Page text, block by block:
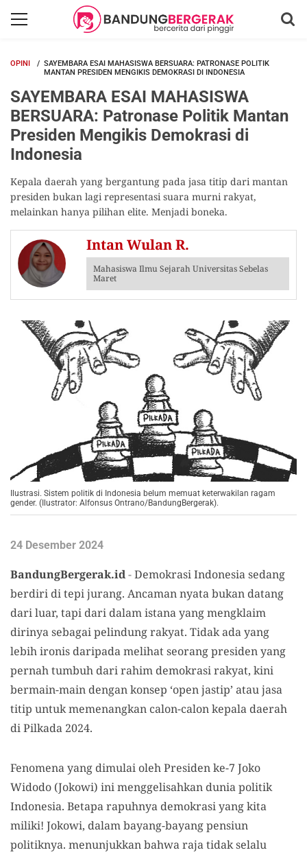
OPINI
SAYEMBARA ESAI MAHASISWA BERSUARA: PATRONASE POLITIK
MANTAN PRESIDEN MENGIKIS DEMOKRASI DI INDONESIA
SAYEMBARA ESAI MAHASISWA
BERSUARA: Patronase Politik Mantan
Presiden Mengikis Demokrasi di
Indonesia
Kepala daerah yang bergantung pada jasa titip dari mantan
presiden bukan lagi representasi suara murni rakyat,
melainkan hanya pilihan elite. Menjadi boneka.
Intan Wulan R.
Mahasiswa Ilmu Sejarah Universitas Sebelas
Maret
Ilustrasi. Sistem politik di Indonesia belum memuat keterwakilan ragam
gender. (Ilustrator: Alfonsus Ontrano/BandungBergerak).
24 Desember 2024
BandungBergerak.id-Demokrasi Indonesia sedang
berdiri di tepi jurang. Ancaman nyata bukan datang
dari luar, tapi dari dalam istana yang mengklaim
dirinya sebagai pelindung rakyat. Tidak ada yang
lebih ironis daripada melihat seorang presiden yang
pernah tumbuh dari rahim demokrasi rakyat, kini
bermain-main dengan konsep ‘open jastip’ atau jasa
titip untuk memenangkan calon-calon kepala daerah
di Pilkada 2024.
Fenomena yang dimulai oleh Presiden ke-7 Joko
Widodo (Jokowi) ini menggelisahkan dunia politik
Indonesia. Betapa rapuhnya demokrasi yang kita
miliki! Jokowi, dalam bayang-bayang pensiun
politiknya. menunjukkan bahwa raja tidak selalu